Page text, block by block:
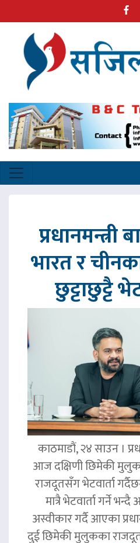
भारत र
छुट्टाछुट्टै
काठमाडौं, २४ साउन ।
आज दक्षिणी छिमेकी मुलुक
राजदूतसँग भेटवार्ता
मात्रै भेटवार्ता गर्ने
अस्वीकार गर्दै आएका
दुई छिमेकी मुलुकका